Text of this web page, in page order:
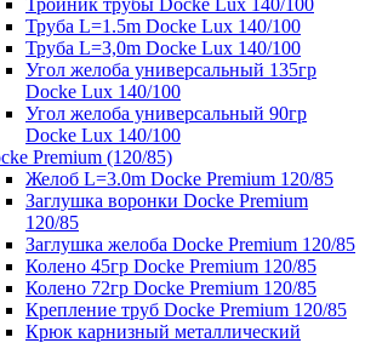
Тройник трубы Docke Lux 140/100
Труба L=1.5m Docke Lux 140/100
Труба L=3,0m Docke Lux 140/100
Угол желоба универсальный 135гр
Docke Lux 140/100
Угол желоба универсальный 90гр
Docke Lux 140/100
Premium (120/85)
Желоб L=3.0m Docke Premium 120/85
Заглушка воронки Docke Premium
120/85
Заглушка желоба Docke Premium 120/85
Колено 45гр Docke Premium 120/85
Колено 72гр Docke Premium 120/85
Крепление труб Docke Premium 120/85
Крюк карнизный металлический